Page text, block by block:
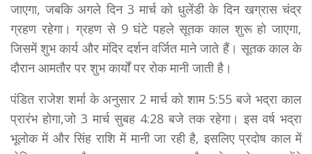
जाएगा, जबकि अगले दिन 3 मार्च को धुलेंडी के दिन खग्रास चंद्र
ग्रहण रहेगा। ग्रहण से 9 घंटे पहले सूतक काल शुरू हो जाएगा,
जिसमें शुभ कार्य और मंदिर दर्शन वर्जित माने जाते हैं। सूतक काल के
दौरान आमतौर पर शुभ कार्यों पर रोक मानी जाती है।
पंडित राजेश शर्मा के अनुसार 2 मार्च को शाम 5:55 बजे भद्रा काल
प्रारंभ होगा,जो 3 मार्च सुबह 4:28 बजे तक रहेगा। इस वर्ष भद्रा
भूलोक में और सिंह राशि में मानी जा रही है, इसलिए प्रदोष काल में